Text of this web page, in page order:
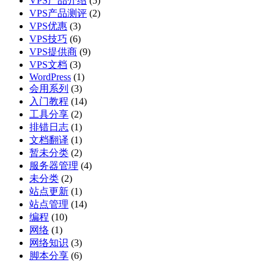
VPS产品测评 (2)
VPS优惠 (3)
VPS技巧 (6)
VPS提供商 (9)
VPS文档 (3)
WordPress (1)
会用系列 (3)
入门教程 (14)
工具分享 (2)
排错日志 (1)
文档翻译 (1)
暂未分类 (2)
服务器管理 (4)
未分类 (2)
站点更新 (1)
站点管理 (14)
编程 (10)
网络 (1)
网络知识 (3)
脚本分享 (6)